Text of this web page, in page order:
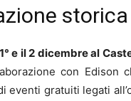
e il 2 dicembre al
con Edison
eventi gratuiti legati